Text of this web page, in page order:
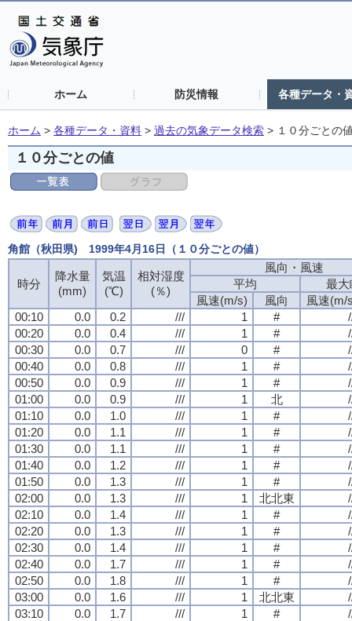
ホーム 防災情報 各種データ・
ホーム > 各種データ・資料 > 過去の気象データ検索 > １０分ごとの
１０分ごとの値
角館（秋田県) 1999年4月16日（１０分ごとの値）
時分
降水量
(mm)
気温
(℃)
相対湿度
(％)
風向・風速
平均
最大
風速(m/s)
風向
風速(m/
00:10
0.0 0.2 /// 1 #
00:20
0.0 0.4 /// 1 #
00:30
0.0 0.7 /// 0 #
00:40
0.0 0.8 /// 1 #
00:50
0.0 0.9 /// 1 #
01:00
0.0 0.9 /// 1 北
01:10
0.0 1.0 /// 1 #
01:20
0.0 1.1 /// 1 #
01:30
0.0 1.1 /// 1 #
01:40
0.0 1.2 /// 1 #
01:50
0.0 1.3 /// 1 #
02:00
0.0 1.3 /// 1 北北東
02:10
0.0 1.4 /// 1 #
02:20
0.0 1.3 /// 1 #
02:30
0.0 1.4 /// 1 #
02:40
0.0 1.7 /// 1 #
02:50
0.0 1.8 /// 1 #
03:00
0.0 1.6 /// 1 北北東
03:10
0.0 1.7 /// 1 #